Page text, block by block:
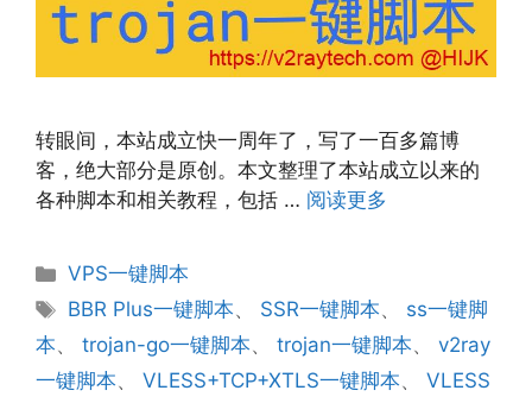
转眼间，本站成立快一周年了，写了一百多篇博
客，绝大部分是原创。本文整理了本站成立以来的
各种脚本和相关教程，包括 … 阅读更多
分
类
VPS一键脚本
标
签
BBR Plus一键脚本、 SSR一键脚本、 ss一键脚
本、 trojan-go一键脚本、 trojan一键脚本、 v2ray
一键脚本、 VLESS+TCP+XTLS一键脚本、 VLESS